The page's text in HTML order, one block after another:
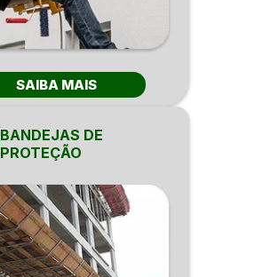
SAIBA MAIS
BANDEJAS DE
PROTEÇÃO